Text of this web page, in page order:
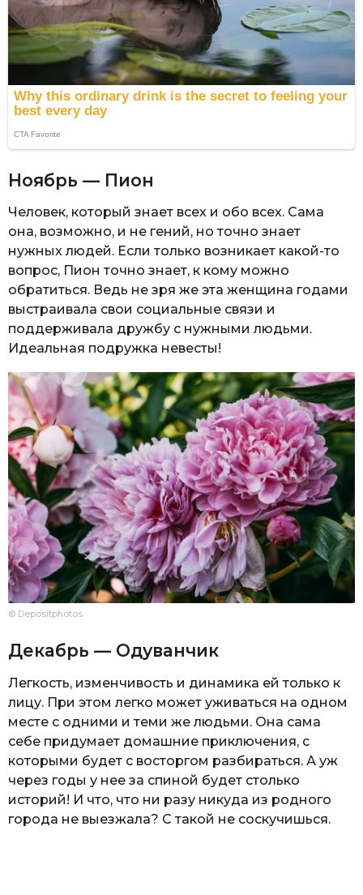
Ноябрь — Пион
Человек, который знает всех и обо всех. Сама
она, возможно, и не гений, но точно знает
нужных людей. Если только возникает какой-то
вопрос, Пион точно знает, к кому можно
обратиться. Ведь не зря же эта женщина годами
выстраивала свои социальные связи и
поддерживала дружбу с нужными людьми.
Идеальная подружка невесты!
© Depositphotos
Декабрь — Одуванчик
Легкость, изменчивость и динамика ей только к
лицу. При этом легко может уживаться на одном
месте с одними и теми же людьми. Она сама
себе придумает домашние приключения, с
которыми будет с восторгом разбираться. А уж
через годы у нее за спиной будет столько
историй! И что, что ни разу никуда из родного
города не выезжала? С такой не соскучишься.